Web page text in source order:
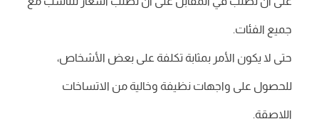
جميع الفئات.
حتى لا يكون الأمر بمثابة تكلفة على بعض الأشخاص،
للحصول على واجهات نظيفة وخالية من الاتساخات
اللاصقة.